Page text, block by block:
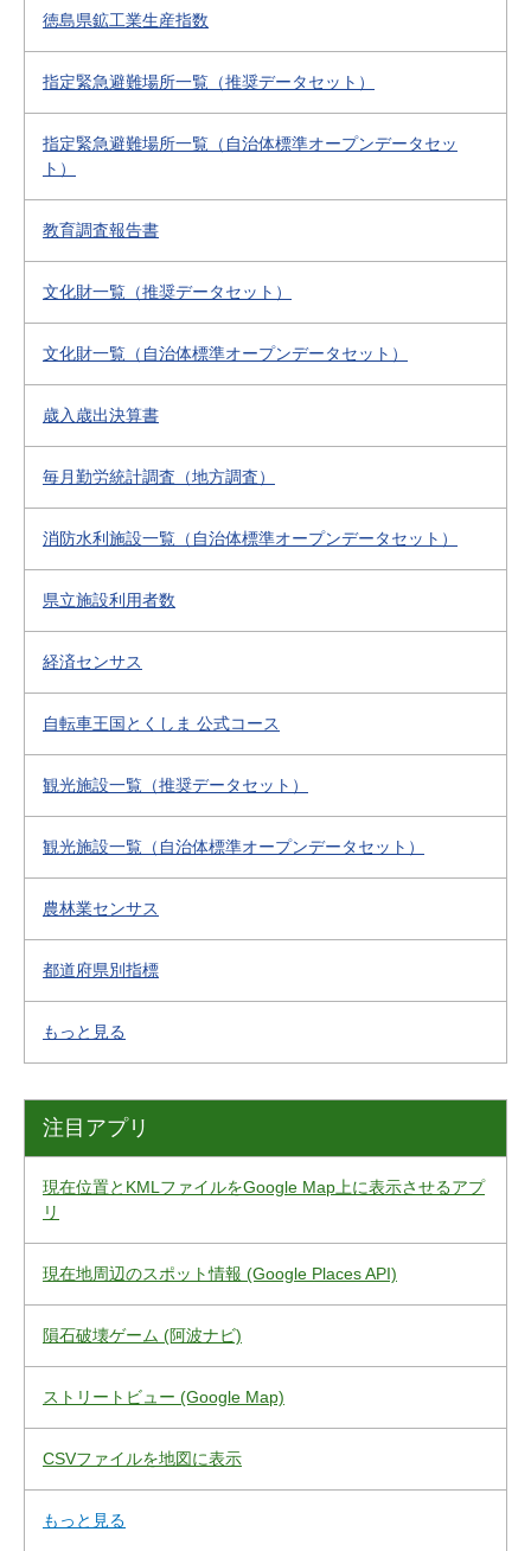
徳島県鉱工業生産指数
指定緊急避難場所一覧（推奨データセット）
指定緊急避難場所一覧（自治体標準オープンデータセッ
ト）
教育調査報告書
文化財一覧（推奨データセット）
文化財一覧（自治体標準オープンデータセット）
歳入歳出決算書
毎月勤労統計調査（地方調査）
消防水利施設一覧（自治体標準オープンデータセット）
県立施設利用者数
経済センサス
自転車王国とくしま 公式コース
観光施設一覧（推奨データセット）
観光施設一覧（自治体標準オープンデータセット）
農林業センサス
都道府県別指標
もっと見る
注目アプリ
現在位置とKMLファイルをGoogle Map上に表示させるアプ
リ
現在地周辺のスポット情報 (Google Places API)
隕石破壊ゲーム (阿波ナビ)
ストリートビュー (Google Map)
CSVファイルを地図に表示
もっと見る